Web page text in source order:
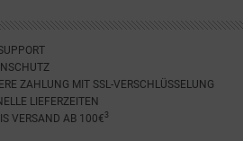
ZAHLUNG MIT SSL-VERSCHLÜSSELUNG
LIEFERZEITEN
VERSAND AB 100€ 3